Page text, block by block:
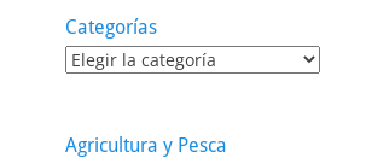
Categorías
Categorías
Agricultura y Pesca